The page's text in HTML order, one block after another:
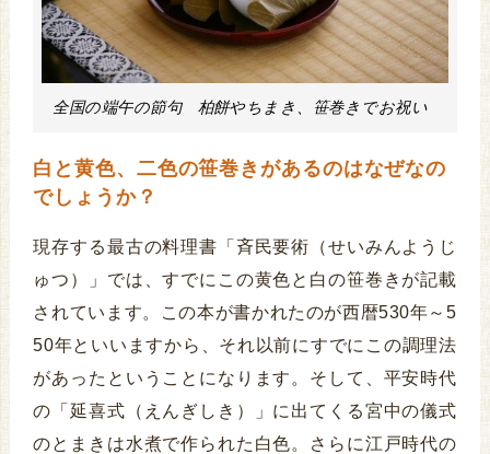
全国の端午の節句 柏餅やちまき、笹巻きでお祝い
白と黄色、二色の笹巻きがあるのはなぜなの
でしょうか？
現存する最古の料理書「斉民要術（せいみんようじ
ゅつ）」では、すでにこの黄色と白の笹巻きが記載
されています。この本が書かれたのが西暦530年～5
50年といいますから、それ以前にすでにこの調理法
があったということになります。そして、平安時代
の「延喜式（えんぎしき）」に出てくる宮中の儀式
のとまきは水煮で作られた白色。さらに江戸時代の